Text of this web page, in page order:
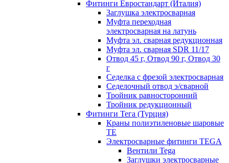
Фитинги Евростандарт (Италия)
Заглушка электросварная
Муфта переходная
электросварная на латунь
Муфта эл. cварная редукционная
Муфта эл. сварная SDR 11/17
Отвод 45 г, Отвод 90 г, Отвод 30
г
Седелка с фрезой электросварная
Седелочный отвод э/сварной
Тройник равносторонний
Тройник редукционный
Фитинги Тега (Турция)
Краны полиэтиленовые шаровые
TE
Электросварные фитинги TEGA
Вентили Tega
Заглушки электросварные